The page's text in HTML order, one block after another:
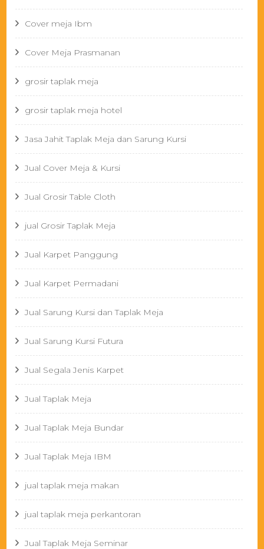
Cover meja Ibm
Cover Meja Prasmanan
grosir taplak meja
grosir taplak meja hotel
Jasa Jahit Taplak Meja dan Sarung Kursi
Jual Cover Meja & Kursi
Jual Grosir Table Cloth
jual Grosir Taplak Meja
Jual Karpet Panggung
Jual Karpet Permadani
Jual Sarung Kursi dan Taplak Meja
Jual Sarung Kursi Futura
Jual Segala Jenis Karpet
Jual Taplak Meja
Jual Taplak Meja Bundar
Jual Taplak Meja IBM
jual taplak meja makan
jual taplak meja perkantoran
Jual Taplak Meja Seminar